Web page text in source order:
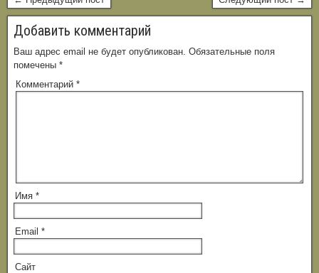
Добавить комментарий
Ваш адрес email не будет опубликован. Обязательные поля
помечены *
Комментарий *
Имя *
Email *
Сайт